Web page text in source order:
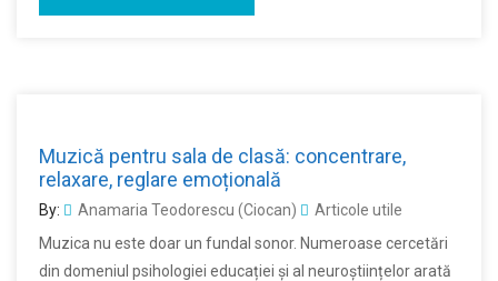
Muzică pentru sala de clasă: concentrare,
relaxare, reglare emoțională
By: Anamaria Teodorescu (Ciocan)
Articole utile
Muzica nu este doar un fundal sonor. Numeroase cercetări
din domeniul psihologiei educației și al neuroștiințelor arată